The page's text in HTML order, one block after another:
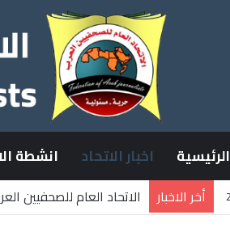
الرئيسية اخبار الاتحاد انشطة
أخر الاخبار
الاتحاد العام للصحفيين